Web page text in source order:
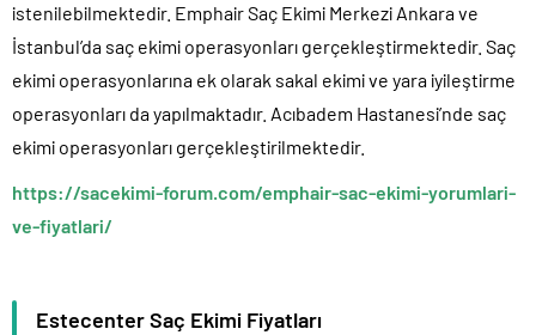
istenilebilmektedir. Emphair Saç Ekimi Merkezi Ankara ve
İstanbul’da saç ekimi operasyonları gerçekleştirmektedir. Saç
ekimi operasyonlarına ek olarak sakal ekimi ve yara iyileştirme
operasyonları da yapılmaktadır. Acıbadem Hastanesi’nde saç
ekimi operasyonları gerçekleştirilmektedir.
https://sacekimi-forum.com/emphair-sac-ekimi-yorumlari-
ve-fiyatlari/
Estecenter Saç Ekimi Fiyatları